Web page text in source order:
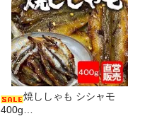
焼ししゃも シシャモ
400g…